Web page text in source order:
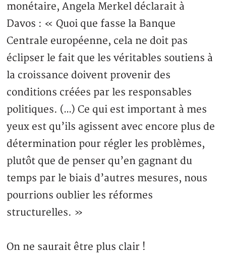
monétaire, Angela Merkel déclarait à
Davos : « Quoi que fasse la Banque
Centrale européenne, cela ne doit pas
éclipser le fait que les véritables soutiens à
la croissance doivent provenir des
conditions créées par les responsables
politiques. (…) Ce qui est important à mes
yeux est qu’ils agissent avec encore plus de
détermination pour régler les problèmes,
plutôt que de penser qu’en gagnant du
temps par le biais d’autres mesures, nous
pourrions oublier les réformes
structurelles. »
On ne saurait être plus clair !